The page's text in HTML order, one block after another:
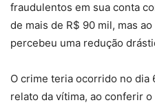
fraudulentos em sua conta
de mais de R$ 90 mil, mas
percebeu uma redução
O crime teria ocorrido no dia
relato da vítima, ao conferir